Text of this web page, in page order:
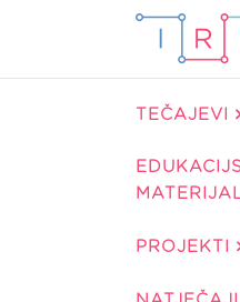
TEČAJEVI
PROJEKTI